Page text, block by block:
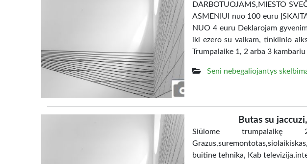
DARBOTUOJAMS,MIESTO
ASMENIUI nuo 100 euru
NUO 4 euru Deklarojam
iki ezero su vaikam, tinklinio
Trumpalaike 1, 2 arba 3
Seni nebegaliojantys
Butas su
Siūlome
buitine tehnika, Kab